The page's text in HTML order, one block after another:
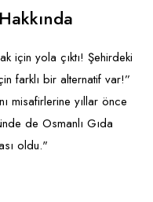
için yola çıktı! Şehirdeki
farklı bir alternatif var!”
misafirlerine yıllar önce
de Osmanlı Gıda
oldu."